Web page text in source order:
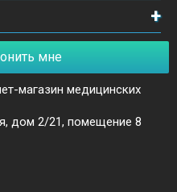
мне
магазин медицинских
дом 2/21, помещение 8